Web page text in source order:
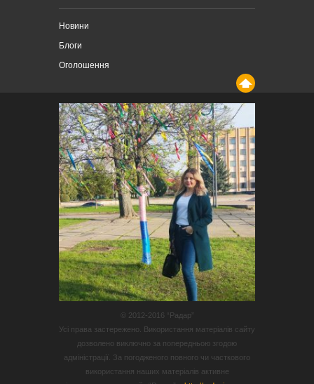
Новини
Блоги
Оголошення
© 2012-2016 “Радар”
Усі права застережено. Використання матеріалів сайту
дозволено виключно за попередньою згодою
адміністрації. За погодженого повного чи часткового
використання наших матеріалів активне